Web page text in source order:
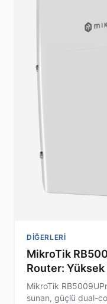
DIĞERLERI
MikroTik
Router:
MikroTik
sunan, güçlü dual-